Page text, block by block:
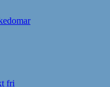
fri